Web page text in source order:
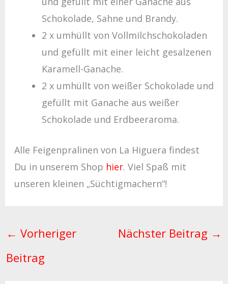
Schokolade, Sahne und Brandy.
2 x umhüllt von Vollmilchschokoladen
und gefüllt mit einer leicht gesalzenen
Karamell-Ganache.
2 x umhüllt von weißer Schokolade und
gefüllt mit Ganache aus weißer
Schokolade und Erdbeeraroma.
Alle Feigenpralinen von La Higuera findest
Du in unserem Shop hier. Viel Spaß mit
unseren kleinen „Süchtigmachern“!
← Vorheriger
Beitrag
Nächster Beitrag →